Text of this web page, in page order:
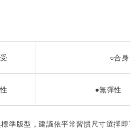
○合
●無彈性
準版型，建議依平常習慣尺寸選擇即